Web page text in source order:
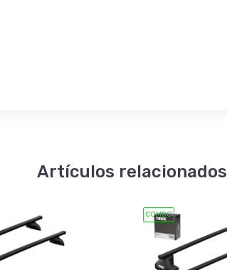
Artículos relacionados
COMBO